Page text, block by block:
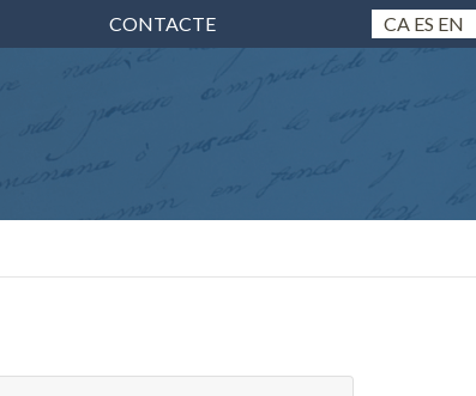
CONTACTE CA ES EN